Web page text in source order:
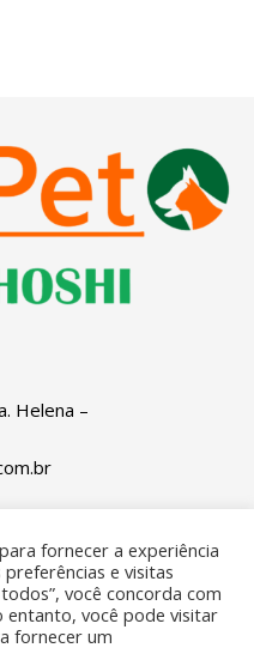
Helena –
Pagamentos
Entregas
. Todos os direitos
fornecer a experiência
e visitas
você concorda com
entanto, você pode visitar
fornecer um